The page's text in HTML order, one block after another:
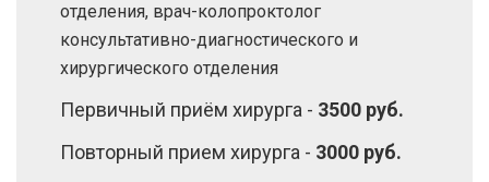
отделения, врач-колопроктолог
консультативно-диагностического и
хирургического отделения
Первичный приём хирурга - 3500 руб.
Повторный прием хирурга - 3000 руб.